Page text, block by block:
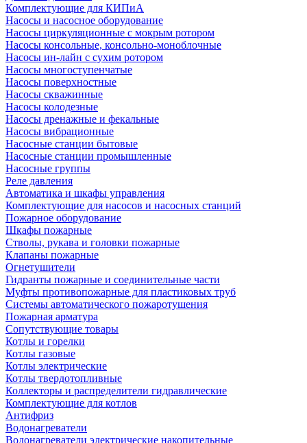
Комплектующие для КИПиА
Насосы и насосное оборудование
Насосы циркуляционные с мокрым ротором
Насосы консольные, консольно-моноблочные
Насосы ин-лайн с сухим ротором
Насосы многоступенчатые
Насосы поверхностные
Насосы скважинные
Насосы колодезные
Насосы дренажные и фекальные
Насосы вибрационные
Насосные станции бытовые
Насосные станции промышленные
Насосные группы
Реле давления
Автоматика и шкафы управления
Комплектующие для насосов и насосных станций
Пожарное оборудование
Шкафы пожарные
Стволы, рукава и головки пожарные
Клапаны пожарные
Огнетушители
Гидранты пожарные и соединительные части
Муфты противопожарные для пластиковых труб
Системы автоматического пожаротушения
Пожарная арматура
Сопутствующие товары
Котлы и горелки
Котлы газовые
Котлы электрические
Котлы твердотопливные
Коллекторы и распределители гидравлические
Комплектующие для котлов
Антифриз
Водонагреватели
Водонагреватели электрические накопительные